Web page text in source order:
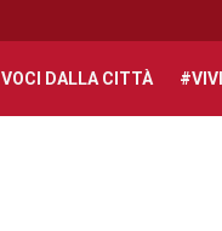
VOCI DALLA CITTÀ